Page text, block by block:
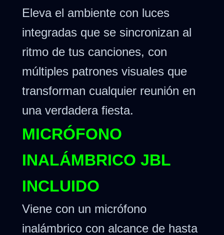
Eleva el ambiente con luces
integradas que se sincronizan al
ritmo de tus canciones, con
múltiples patrones visuales que
transforman cualquier reunión en
una verdadera fiesta.
MICRÓFONO
INALÁMBRICO JBL
INCLUIDO
Viene con un micrófono
inalámbrico con alcance de hasta